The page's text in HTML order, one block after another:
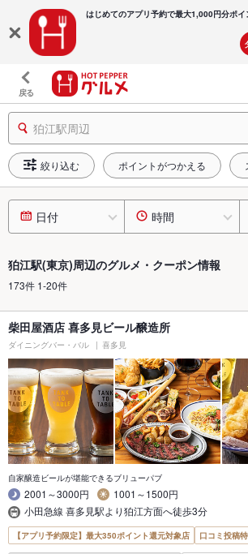
はじめてのアプリ予約で最大1,000円分ポイ
戻る
狛江駅周辺
絞り込む ポイントがつかえる
日付 時間
狛江駅(東京)周辺のグルメ・クーポン情報
173件 1-20件
柴田屋酒店 喜多見ビール醸造所
ダイニングバー・バル 喜多見
自家醸造ビールが堪能できるブリューパブ
2001～3000円
1001～1500円
小田急線 喜多見駅より狛江方面へ徒歩3分
【アプリ予約限定】最大350ポイント還元対象店 口コミ投稿